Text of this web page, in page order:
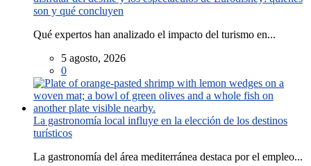
son y qué concluyen
Qué expertos han analizado el impacto del turismo en...
5 agosto, 2026
0
La gastronomía local influye en la elección de los destinos
turísticos
La gastronomía del área mediterránea destaca por el empleo...